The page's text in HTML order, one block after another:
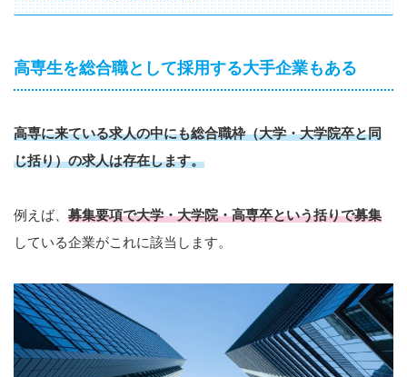
高専生を総合職として採用する大手企業もある
高専に来ている求人の中にも総合職枠（大学・大学院卒と同
じ括り）の求人は存在します。
例えば、 募集要項で大学・大学院・高専卒という括りで募集
している企業がこれに該当します。